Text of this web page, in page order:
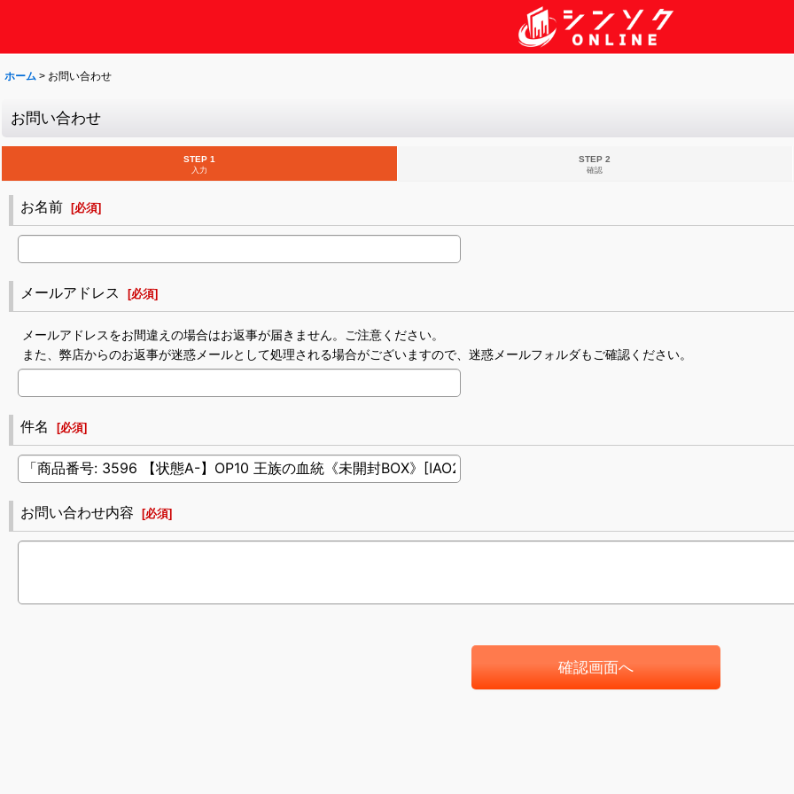
ホーム > お問い合わせ
お問い合わせ
STEP 1
入力
STEP 2
確認
お名前 [必須]
メールアドレス [必須]
メールアドレスをお間違えの場合はお返事が届きません。ご注意ください。
また、弊店からのお返事が迷惑メールとして処理される場合がございますので、迷惑メールフォルダもご確認ください。
件名 [必須]
お問い合わせ内容 [必須]
確認画面へ